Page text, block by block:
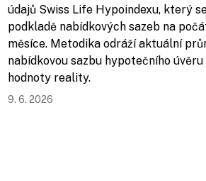
údajů Swiss Life Hypoindexu, který
podkladě nabídkových sazeb na
měsíce. Metodika odráží aktuální
nabídkovou sazbu hypotečního
hodnoty reality.
9. 6. 2026